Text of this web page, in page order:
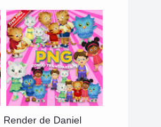
Render de Daniel